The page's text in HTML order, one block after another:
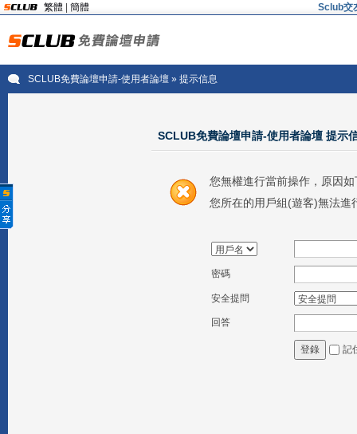
繁體 簡體 Sclub交
SCLUB免費論壇申請-使用者論壇» 提示信息
SCLUB免費論壇申請-使用者論壇 提示
您無權進行當前操作，原因如
您所在的用戶組(遊客)無法進
密碼
安全提問
回答
登錄 記